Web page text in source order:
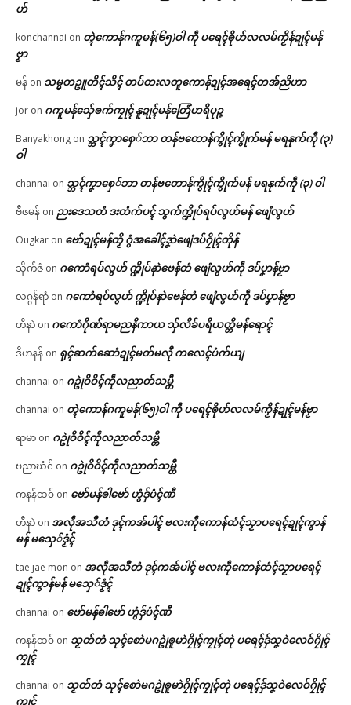
ဟ်
konchannai on တ္ၚဲကောန်ဂကူမန်(၆၅)ဝါ ကဵု ပရေၚ်ၜိုဟ်လလမ်ကၟိန်ဍုၚ်မန်
ဗၟာ
မန် on သမ္မတဥူတိၚ်သိၚ် တပ်တးလတူကောန်ဍုၚ်အရေၚ်တအ်ညိဟာ
jor on ဂကူမန်​သှ်ေၜက်ကၠုၚ် နူဍုၚ်မန်တြေံဟရိပုဉ္ဇ
Banyakhong on သ္ဘၚ်ကၞာစှေ်ဘာ တန်ဗတောန်ကွိုၚ်ကွိုက်မန် မရနုက်ကဵု (၃)
ဝါ
channai on သ္ဘၚ်ကၞာစှေ်ဘာ တန်ဗတောန်ကွိုၚ်ကွိုက်မန် မရနုက်ကဵု (၃) ဝါ
ဗီဇမန် on ညးဒေသတံ ဒးထံက်ပၚ် သွက်က္ဍိုပ်ရပ်လွဟ်မန် ဖျေံလွဟ်
Ougkar on ဗော်ဍုၚ်မန်တၟိ ဂွံအခေါၚ်ဒၞာဲဖျေံဒပ်ဂၠိုၚ်တိုန်
သိုက်ဇံ on ဂကောံရပ်လွဟ် က္ဍိုပ်နာဲဗေန်တံ ဖျေံလွဟ်ကဵု ဒပ်ပၞာန်ဗၟာ
လဂ္ဂန်ရာံ on ဂကောံရပ်လွဟ် က္ဍိုပ်နာဲဗေန်တံ ဖျေံလွဟ်ကဵု ဒပ်ပၞာန်ဗၟာ
တီနာဲ on ဂကောံဂိုဏ်ရာမညနိကာယ သှ်လိခ်ပရိယတ္တိမန်ရောၚ်
ဒိဟနန် on ရုၚ်ဆက်ဆောံဍုၚ်မတ်မလီု ကလေၚ်ပံက်ယျ
channai on ဂဥုဲဝိဝိၚ်ကဵုလညာတ်သမ္တီ
channai on တ္ၚဲကောန်ဂကူမန်(၆၅)ဝါ ကဵု ပရေၚ်ၜိုဟ်လလမ်ကၟိန်ဍုၚ်မန်ဗၟာ
ရာမာ on ဂဥုဲဝိဝိၚ်ကဵုလညာတ်သမ္တီ
ဗညာဃံင် on ဂဥုဲဝိဝိၚ်ကဵုလညာတ်သမ္တီ
ကနန်ထဝ် on ဗော်မန်ၜါဗော် ဟွံဒှ်ပံၚ်ဏီ
တီနာဲ on အလဵုအသဳတံ ဒုၚ်ကအ်ပါၚ် ဗလးကဵုကောန်ထံၚ်သၟာပရေၚ်ဍုၚ်ကွာန်
မန် မသှေ်ဒၟံၚ်
tae jae mon on အလဵုအသဳတံ ဒုၚ်ကအ်ပါၚ် ဗလးကဵုကောန်ထံၚ်သၟာပရေၚ်
ဍုၚ်ကွာန်မန် မသှေ်ဒၟံၚ်
channai on ဗော်မန်ၜါဗော် ဟွံဒှ်ပံၚ်ဏီ
ကနန်ထဝ် on သၟတ်တံ သုၚ်စောဲမဂဥုဲၜူမာဲဂၠိုၚ်ကၠုၚ်တုဲ ပရေၚ်ဒှ်သၞဝဲလေဝ်ဂၠိုၚ်
ကၠုၚ်
channai on သၟတ်တံ သုၚ်စောဲမဂဥုဲၜူမာဲဂၠိုၚ်ကၠုၚ်တုဲ ပရေၚ်ဒှ်သၞဝဲလေဝ်ဂၠိုၚ်
ကၠုၚ်